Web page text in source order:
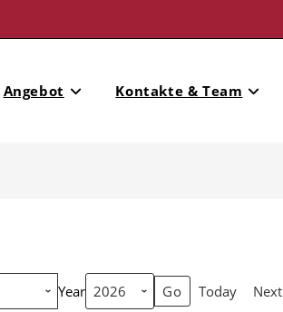
Angebot Kontakte & Team
Year Today Next